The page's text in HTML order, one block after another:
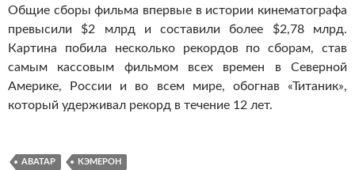
Общие сборы фильма впервые в истории кинематографа
превысили $2 млрд и составили более $2,78 млрд.
Картина побила несколько рекордов по сборам, став
самым кассовым фильмом всех времен в Северной
Америке, России и во всем мире, обогнав «Титаник»,
который удерживал рекорд в течение 12 лет.
АВАТАР КЭМЕРОН